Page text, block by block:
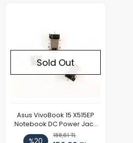
Sold Out
Asus VivoBook 15 X515EP
Notebook DC Power Jack
Soketi
%20
188,61 TL